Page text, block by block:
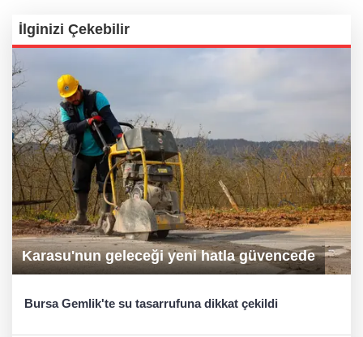
İlginizi Çekebilir
Karasu'nun geleceği yeni hatla güvencede
Bursa Gemlik'te su tasarrufuna dikkat çekildi